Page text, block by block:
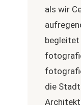
als wir
begleitet
die